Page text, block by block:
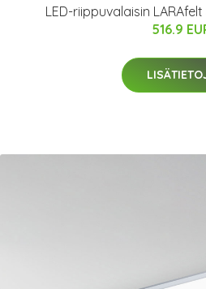
LED-riippuvalaisin
516.9